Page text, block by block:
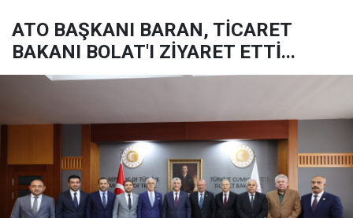
ATO BAŞKANI BARAN, TİCARET
BAKANI BOLAT'I ZİYARET ETTİ...